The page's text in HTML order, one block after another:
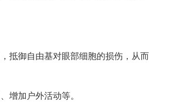
抵御自由基对眼部细胞的损伤，从而
加户外活动等。